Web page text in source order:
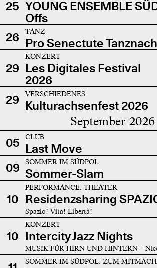
25 YOUNG ENSEMBLE
Offs
26
TANZ
Pro Senectute
29
KONZERT
Les Digitales Festival
2026
29 VERSCHIEDENES
Kulturachsenfest 2026
September 2026
05 CLUB
Last Move
09
SOMMER IM SÜDPOL
Sommer-Slam
10
PERFORMANCE, THEATER
Residenzsharing
Spazio! Vita! Libertà!
10
KONZERT
Intercity Jazz Nights
MUSIK FÜR HIRN UND HINTERN –
SOMMER IM SÜDPOL, ZUM